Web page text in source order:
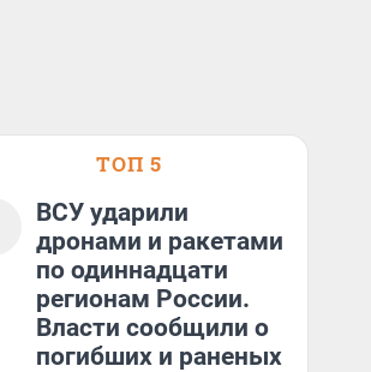
ТОП 5
ВСУ ударили
дронами и ракетами
по одиннадцати
регионам России.
Власти сообщили о
погибших и раненых